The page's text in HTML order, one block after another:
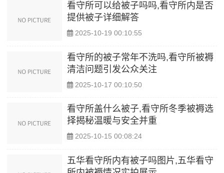
看守所可以给被子吗吗,看守所内是否
提供被子详细解答
2025-10-19 00:10:55
看守所的被子常年不洗吗,看守所被褥
清洁问题引发公众关注
2025-10-17 00:10:50
看守所盖什么被子,看守所冬季被褥选
择揭秘温暖与安全并重
2025-10-15 00:08:24
五华看守所内有被子吗图片,五华看守